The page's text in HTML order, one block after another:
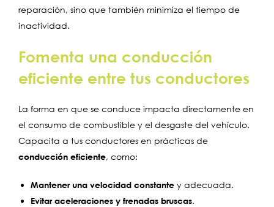
reparación, sino que también minimiza el tiempo de
inactividad.
Fomenta una conducción
eficiente entre tus conductores
La forma en que se conduce impacta directamente en
el consumo de combustible y el desgaste del vehículo.
Capacita a tus conductores en prácticas de
conducción eficiente, como:
Mantener una velocidad constante y adecuada.
Evitar aceleraciones y frenadas bruscas.